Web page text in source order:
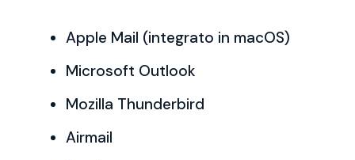
Apple Mail (integrato in macOS)
Microsoft Outlook
Mozilla Thunderbird
Airmail